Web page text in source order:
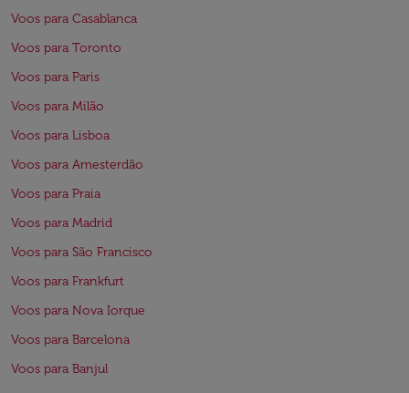
Voos para Casablanca
Voos para Toronto
Voos para Paris
Voos para Milão
Voos para Lisboa
Voos para Amesterdão
Voos para Praia
Voos para Madrid
Voos para São Francisco
Voos para Frankfurt
Voos para Nova Iorque
Voos para Barcelona
Voos para Banjul